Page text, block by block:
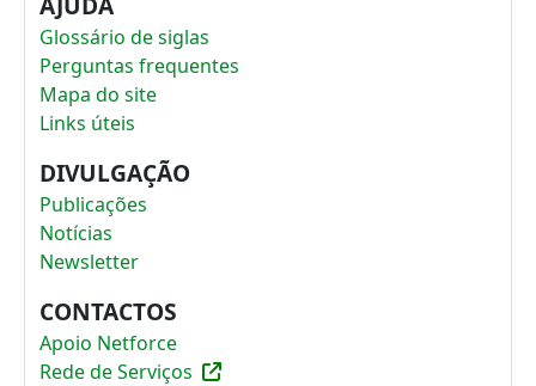
Glossário de siglas
Perguntas frequentes
Mapa do site
Links úteis
DIVULGAÇÃO
Publicações
Notícias
Newsletter
CONTACTOS
Apoio Netforce
Rede de Serviços